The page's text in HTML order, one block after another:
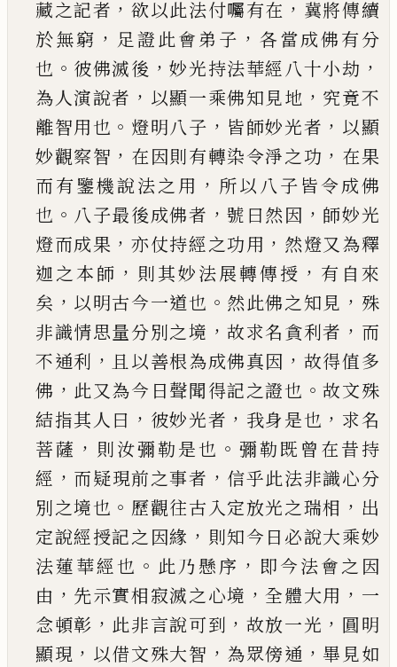
藏之記者 ，欲以此法付囑有在 ， 冀將傳續
於無窮 ， 足證此會 弟子 ， 各當成佛有分
也 。 彼佛滅後 ，妙光持法華經八十小劫 ，
為人演說者 ， 以顯一乘佛知見地 ， 究竟不
離智用也 。 燈明八子 ， 皆師妙光者 ， 以顯
妙觀察智 ， 在因則有轉染令淨之功 ， 在果
而有鑒機說法之用 ， 所以八子皆令成佛
也 。 八子最後成佛者 ，號 曰然因 ， 師妙光
燈而成果 ，亦仗持經之功用 ， 然燈又為釋
迦之本師 ， 則其妙法展轉傳授 ， 有自來
矣 ， 以明古今一道也 。 然此佛之知見 ， 殊
非識情思量分別之境 ，故求名貪利者 ， 而
不通利 ， 且以善根為成佛真因 ， 故得值多
佛 ， 此又為今日聲聞得記之證也 。故文殊
結指其人曰 ， 彼妙光者 ， 我身是也 ， 求名
菩薩 ， 則汝彌勒是也 。 彌勒既曾在昔持
經 ， 而疑現前之事者 ， 信乎此法非識心分
別之境也 。 歷觀往古入定放光之瑞相 ， 出
定說經授記之因緣 ， 則知今日必說大乘妙
法蓮華經也 。 此乃懸序 ， 即今法會之因
由 ， 先示實相寂滅之心境 ，全體大用 ， 一
念頓彰 ， 此非言說可到 ， 故放一光 ， 圓明
顯現 ， 以借文殊大智 ， 為眾傍通 ， 畢見如